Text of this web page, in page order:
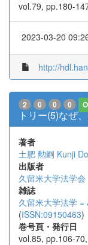
vol.79, pp.180-
2023-03-20
http://
2 0 0 0
トリー(5)なぜ
著者
土肥 勲嗣 Kunji
出版者
久留米大学法学会
雑誌
久留米大学法学
(ISSN:09150463)
巻号頁・発行日
vol.85, pp.106-